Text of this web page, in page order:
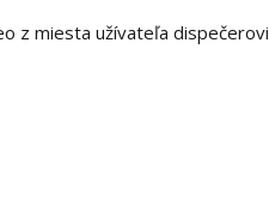
z miesta užívateľa dispečerovi